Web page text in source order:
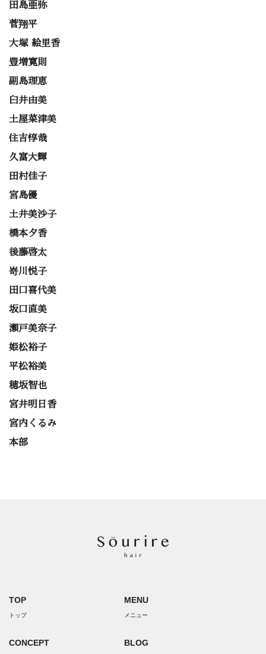
田島亜弥
菅翔平
大塚 絵里香
豊増寛則
副島理恵
臼井由美
土屋菜津美
住吉惇哉
久富大輝
田村佳子
宮島優
土井美沙子
橋本夕香
後藤啓太
嵜川悦子
田口喜代美
坂口直美
瀬戸美奈子
姫松裕子
平松裕美
穂坂智也
宮井明日香
宮内くるみ
本部
TOP
トップ
CONCEPT
MENU
メニュー
BLOG